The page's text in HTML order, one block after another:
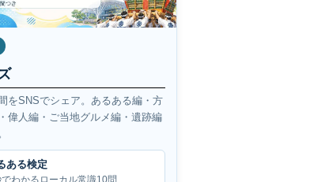
をSNSでシェア。あるある編・方
偉人編・ご当地グルメ編・遺跡編
ある検定
わかるローカル常識10問